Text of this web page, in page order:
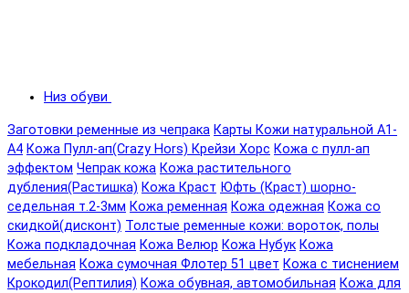
Низ обуви
Заготовки ременные из чепрака Карты Кожи натуральной А1-
А4 Кожа Пулл-ап(Crazy Hors) Крейзи Хорс Кожа с пулл-ап
эффектом Чепрак кожа Кожа растительного
дубления(Растишка) Кожа Краст Юфть (Краст) шорно-
седельная т.2-3мм Кожа ременная Кожа одежная Кожа со
скидкой(дисконт) Толстые ременные кожи: вороток, полы
Кожа подкладочная Кожа Велюр Кожа Нубук Кожа
мебельная Кожа сумочная Флотер 51 цвет Кожа с тиснением
Крокодил(Рептилия) Кожа обувная, автомобильная Кожа для